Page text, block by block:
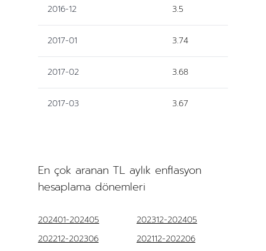
2016-12 3.5
2017-01 3.74
2017-02 3.68
2017-03 3.67
En çok aranan TL aylık enflasyon
hesaplama dönemleri
202401-202405
202312-202405
202212-202306
202112-202206